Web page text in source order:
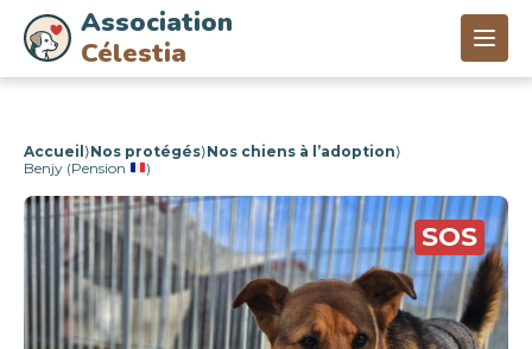
Association
Célestia
Accueil ⟩Nos protégés⟩Nos chiens à l’adoption⟩
Benjy (Pension
)
SOS